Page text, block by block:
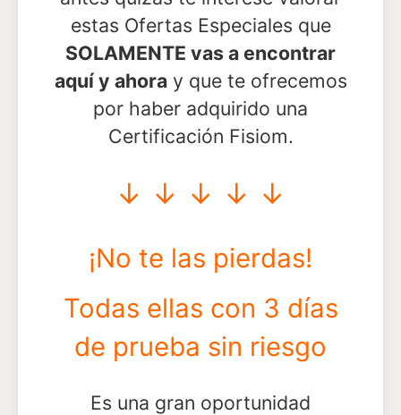
estas Ofertas Especiales que
SOLAMENTE vas a encontrar
aquí y ahoray que te ofrecemos
por haber adquirido una
Certificación Fisiom.
↓ ↓ ↓ ↓ ↓
¡No te las pierdas!
Todas ellas con 3 días
de prueba sin riesgo
Es una gran oportunidad